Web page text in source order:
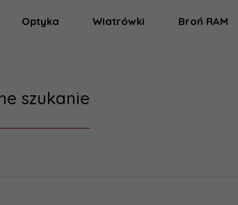
Optyka Wiatrówki Broń RAM
szukanie